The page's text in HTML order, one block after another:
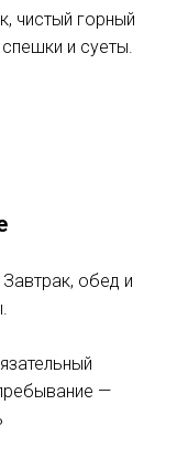
чистый горный
и суеты.
обед и
—